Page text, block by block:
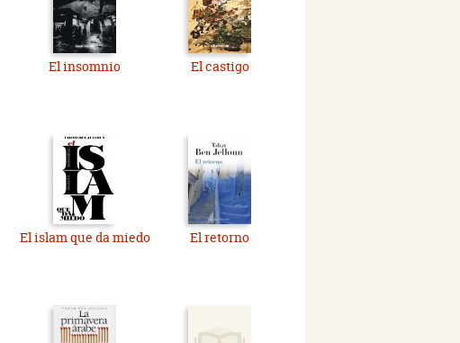
El insomnio El castigo
El islam que da miedo El retorno